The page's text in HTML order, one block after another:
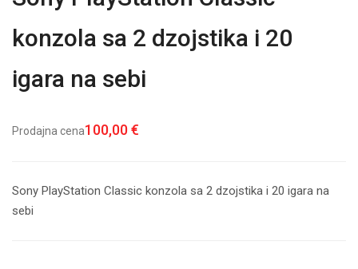
konzola sa 2 dzojstika i 20
igara na sebi
Prodajna cena100,00 €
Sony PlayStation Classic konzola sa 2 dzojstika i 20 igara na
sebi